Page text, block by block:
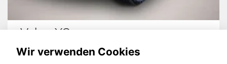
Volvo XC90
Wir verwenden Cookies